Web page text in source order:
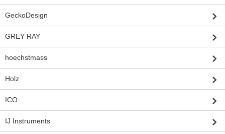
GeckoDesign
GREY RAY
hoechstmass
Holz
ICO
IJ Instruments